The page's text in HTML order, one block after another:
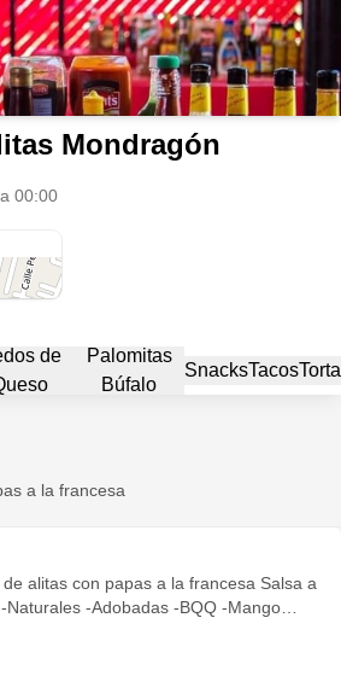
Mondragón
00:00
de
Palomitas
Búfalo
SnacksTacosTorta
a la francesa
alitas con papas a la francesa Salsa a
Naturales -Adobadas -BQQ -Mango
-Búfalo -Ranch -Chipotle -Diabla